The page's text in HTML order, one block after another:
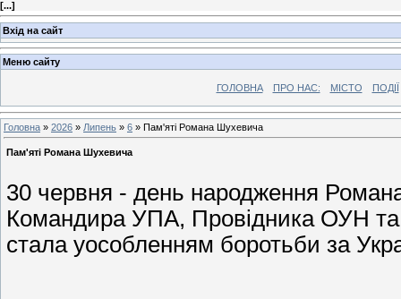
[...]
Вхід на сайт
Меню сайту
ГОЛОВНА ПРО НАС: МІСТО ПОДІЇ
Головна » 2026 » Липень » 6 » Пам'яті Романа Шухевича
Пам'яті Романа Шухевича
30 червня - день народження
Командира УПА, Провідника ОУН та
стала уособленням боротьби за